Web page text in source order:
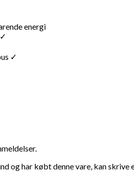
energi
✓
og har købt denne vare, kan skrive